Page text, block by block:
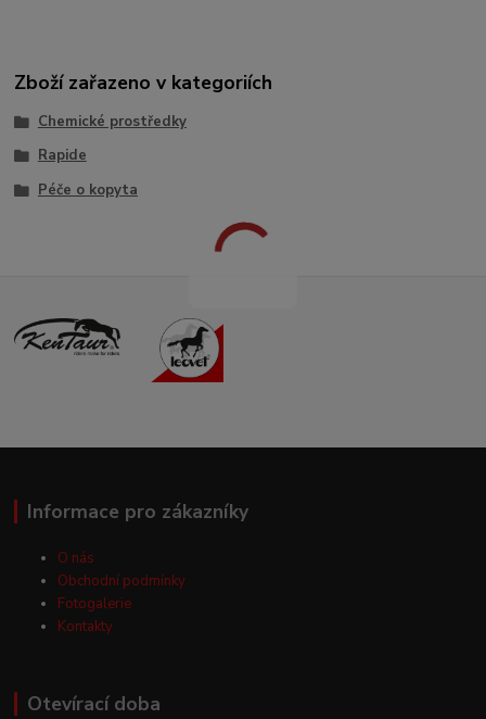
Zboží zařazeno v kategoriích
Chemické prostředky
Rapide
Péče o kopyta
Informace pro zákazníky
O nás
Obchodní podmínky
Fotogalerie
Kontakty
Otevírací doba